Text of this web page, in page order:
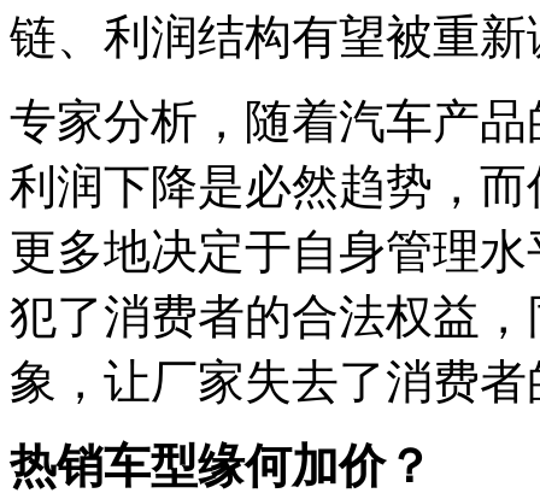
链、利润结构有望被重新
专家分析，随着汽车产
利润下降是必然趋势，
更多地决定于自身管理
犯了消费者的合法权益
象，让厂家失去了消费
热销车型缘何加价？